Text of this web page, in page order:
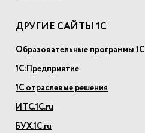
ДРУГИЕ САЙТЫ 1С
Образовательные программы 1С
1С:Предприятие
1С отраслевые решения
ИТС.1С.ru
БУХ.1С.ru